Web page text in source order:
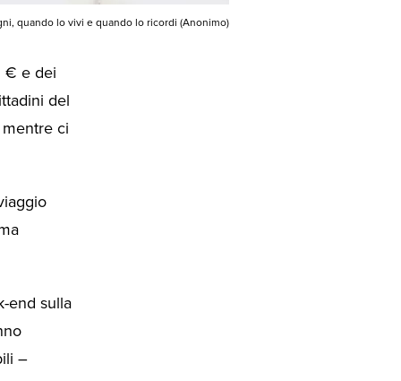
quando lo vivi e quando lo ricordi (Anonimo)
€ e dei
del
ci
end sulla
–